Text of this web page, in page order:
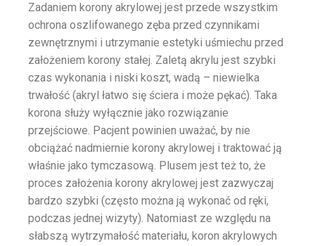
Zadaniem korony akrylowej jest przede wszystkim
ochrona oszlifowanego zęba przed czynnikami
zewnętrznymi i utrzymanie estetyki uśmiechu przed
założeniem korony stałej. Zaletą akrylu jest szybki
czas wykonania i niski koszt, wadą – niewielka
trwałość (akryl łatwo się ściera i może pękać). Taka
korona służy wyłącznie jako rozwiązanie
przejściowe. Pacjent powinien uważać, by nie
obciążać nadmiernie korony akrylowej i traktować ją
właśnie jako tymczasową. Plusem jest też to, że
proces założenia korony akrylowej jest zazwyczaj
bardzo szybki (często można ją wykonać od ręki,
podczas jednej wizyty). Natomiast ze względu na
słabszą wytrzymałość materiału, koron akrylowych